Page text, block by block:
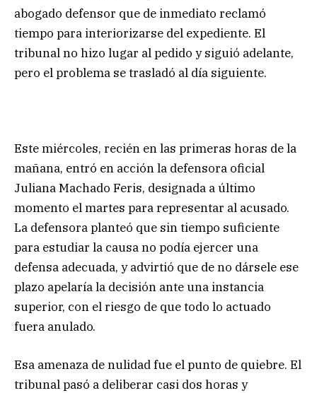
abogado defensor que de inmediato reclamó
tiempo para interiorizarse del expediente. El
tribunal no hizo lugar al pedido y siguió adelante,
pero el problema se trasladó al día siguiente.
Este miércoles, recién en las primeras horas de la
mañana, entró en acción la defensora oficial
Juliana Machado Feris, designada a último
momento el martes para representar al acusado.
La defensora planteó que sin tiempo suficiente
para estudiar la causa no podía ejercer una
defensa adecuada, y advirtió que de no dársele ese
plazo apelaría la decisión ante una instancia
superior, con el riesgo de que todo lo actuado
fuera anulado.
Esa amenaza de nulidad fue el punto de quiebre. El
tribunal pasó a deliberar casi dos horas y